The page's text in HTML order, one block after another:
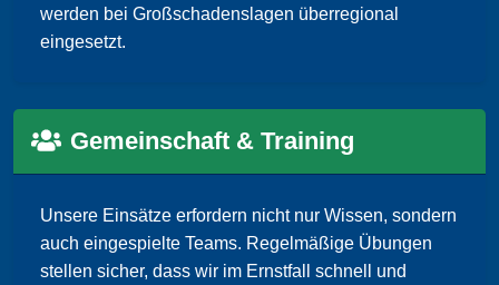
werden bei Großschadenslagen überregional
eingesetzt.
Gemeinschaft & Training
Unsere Einsätze erfordern nicht nur Wissen, sondern
auch eingespielte Teams. Regelmäßige Übungen
stellen sicher, dass wir im Ernstfall schnell und